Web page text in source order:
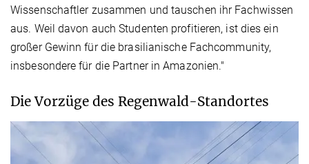
Wissenschaftler zusammen und tauschen ihr Fachwissen
aus. Weil davon auch Studenten profitieren, ist dies ein
großer Gewinn für die brasilianische Fachcommunity,
insbesondere für die Partner in Amazonien."
Die Vorzüge des Regenwald-Standortes